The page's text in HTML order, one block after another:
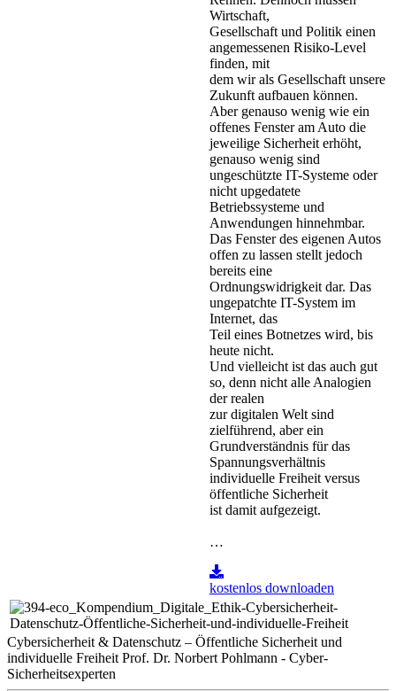
Wirtschaft,
Gesellschaft und Politik einen
angemessenen Risiko-Level
finden, mit
dem wir als Gesellschaft unsere
Zukunft aufbauen können.
Aber genauso wenig wie ein
offenes Fenster am Auto die
jeweilige Sicherheit erhöht,
genauso wenig sind
ungeschützte IT-Systeme oder
nicht upgedatete
Betriebssysteme und
Anwendungen hinnehmbar.
Das Fenster des eigenen Autos
offen zu lassen stellt jedoch
bereits eine
Ordnungswidrigkeit dar. Das
ungepatchte IT-System im
Internet, das
Teil eines Botnetzes wird, bis
heute nicht.
Und vielleicht ist das auch gut
so, denn nicht alle Analogien
der realen
zur digitalen Welt sind
zielführend, aber ein
Grundverständnis für das
Spannungsverhältnis
individuelle Freiheit versus
öffentliche Sicherheit
ist damit aufgezeigt.
…
kostenlos downloaden
Cybersicherheit & Datenschutz – Öffentliche Sicherheit und
individuelle Freiheit Prof. Dr. Norbert Pohlmann - Cyber-
Sicherheitsexperten